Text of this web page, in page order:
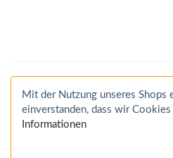
Mit der Nutzung unseres Shops
einverstanden, dass wir
Informationen